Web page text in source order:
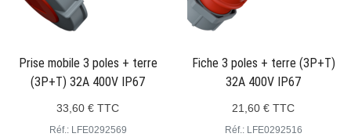
Prise mobile 3 poles + terre
(3P+T) 32A 400V IP67
33,60 € TTC
Réf.: LFE0292569
Fiche 3 poles + terre (3P+T)
32A 400V IP67
21,60 € TTC
Réf.: LFE0292516